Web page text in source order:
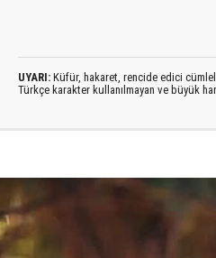
UYARI: Küfür, hakaret, rencide edici
Türkçe karakter kullanılmayan ve büyük